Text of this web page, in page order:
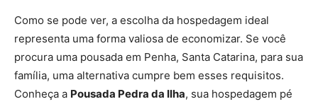
Como se pode ver, a escolha da hospedagem ideal
representa uma forma valiosa de economizar. Se você
procura uma pousada em Penha, Santa Catarina, para sua
família, uma alternativa cumpre bem esses requisitos.
Conheça a Pousada Pedra da Ilha, sua hospedagem pé